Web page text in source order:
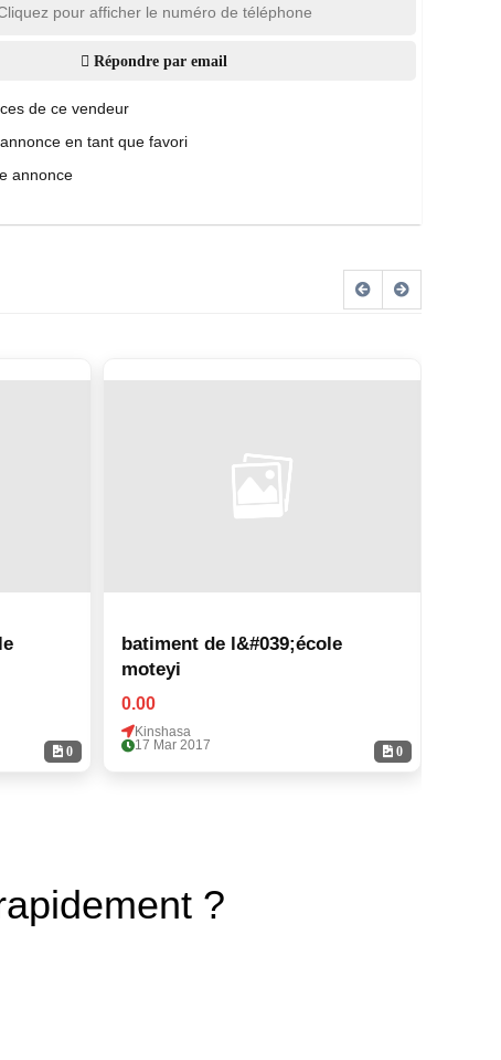
pour afficher le numéro de téléphone
Répondre par email
de ce vendeur
en tant que favori
annonce
0 0
batiment de l&#039;école
moteyi
0.00
Kinshasa
17 Mar 2017
?